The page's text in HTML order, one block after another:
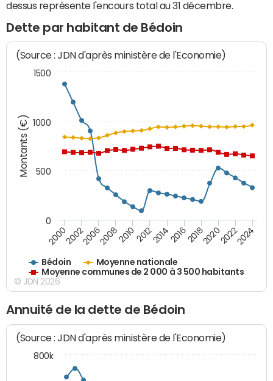
dessus représente l'encours total au 31 décembre.
Dette par habitant de Bédoin
Montants (€)
(Source : JDN d'après ministère de l'Economie)
Bédoin
Moyenne nationale
Moyenne communes de 2 000 à 3 500 habitants
200020022006200820102012201420162018202020222024
0
500
1000
1500
© JDN 2026
Annuité de la dette de Bédoin
(Source : JDN d'après ministère de l'Economie)
800k